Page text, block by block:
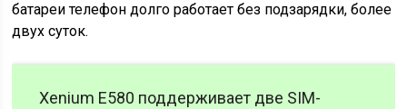
батареи телефон долго работает без подзарядки, более
двух суток.
Xenium E580 поддерживает две SIM-